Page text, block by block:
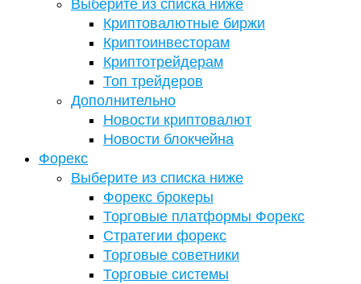
Выберите из списка ниже
Криптовалютные биржи
Криптоинвесторам
Криптотрейдерам
Топ трейдеров
Дополнительно
Новости криптовалют
Новости блокчейна
Форекс
Выберите из списка ниже
Форекс брокеры
Торговые платформы Форекс
Стратегии форекс
Торговые советники
Торговые системы